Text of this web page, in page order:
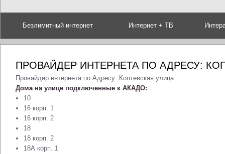
Безлимитный интернет Интернет + ТВ
ПРОВАЙДЕР ИНТЕРНЕТА ПО АДРЕСУ:
Провайдер интернета по Адресу: Коптевская улица
Дома на улице подключенные к АКАДО:
10
16 корп. 1
16 корп. 2
18
18 корп. 2
18А корп. 1